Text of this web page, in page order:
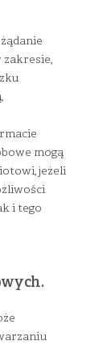
zakresie,
mogą
jeżeli
i tego